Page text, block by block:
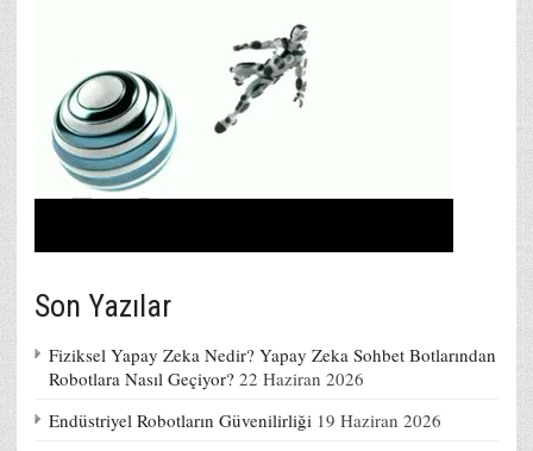
Son Yazılar
Fiziksel Yapay Zeka Nedir? Yapay Zeka Sohbet Botlarından
Robotlara Nasıl Geçiyor? 22 Haziran 2026
Endüstriyel Robotların Güvenilirliği 19 Haziran 2026